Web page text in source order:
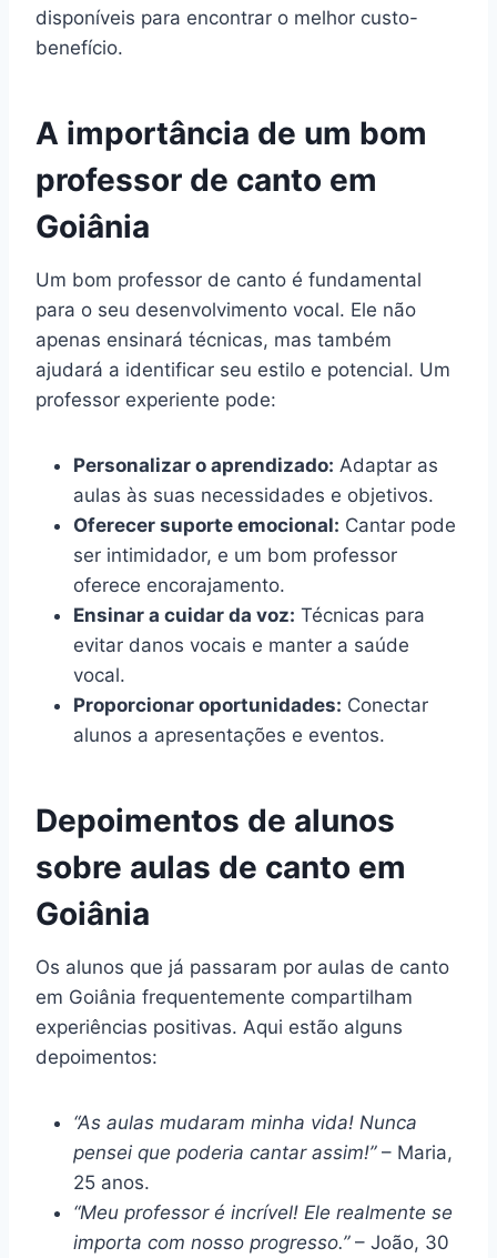
disponíveis para encontrar o melhor custo-
benefício.
A importância de um bom
professor de canto em
Goiânia
Um bom professor de canto é fundamental
para o seu desenvolvimento vocal. Ele não
apenas ensinará técnicas, mas também
ajudará a identificar seu estilo e potencial. Um
professor experiente pode:
Personalizar o aprendizado: Adaptar as
aulas às suas necessidades e objetivos.
Oferecer suporte emocional: Cantar pode
ser intimidador, e um bom professor
oferece encorajamento.
Ensinar a cuidar da voz: Técnicas para
evitar danos vocais e manter a saúde
vocal.
Proporcionar oportunidades: Conectar
alunos a apresentações e eventos.
Depoimentos de alunos
sobre aulas de canto em
Goiânia
Os alunos que já passaram por aulas de canto
em Goiânia frequentemente compartilham
experiências positivas. Aqui estão alguns
depoimentos:
“As aulas mudaram minha vida! Nunca
pensei que poderia cantar assim!”– Maria,
25 anos.
“Meu professor é incrível! Ele realmente se
importa com nosso progresso.”– João, 30